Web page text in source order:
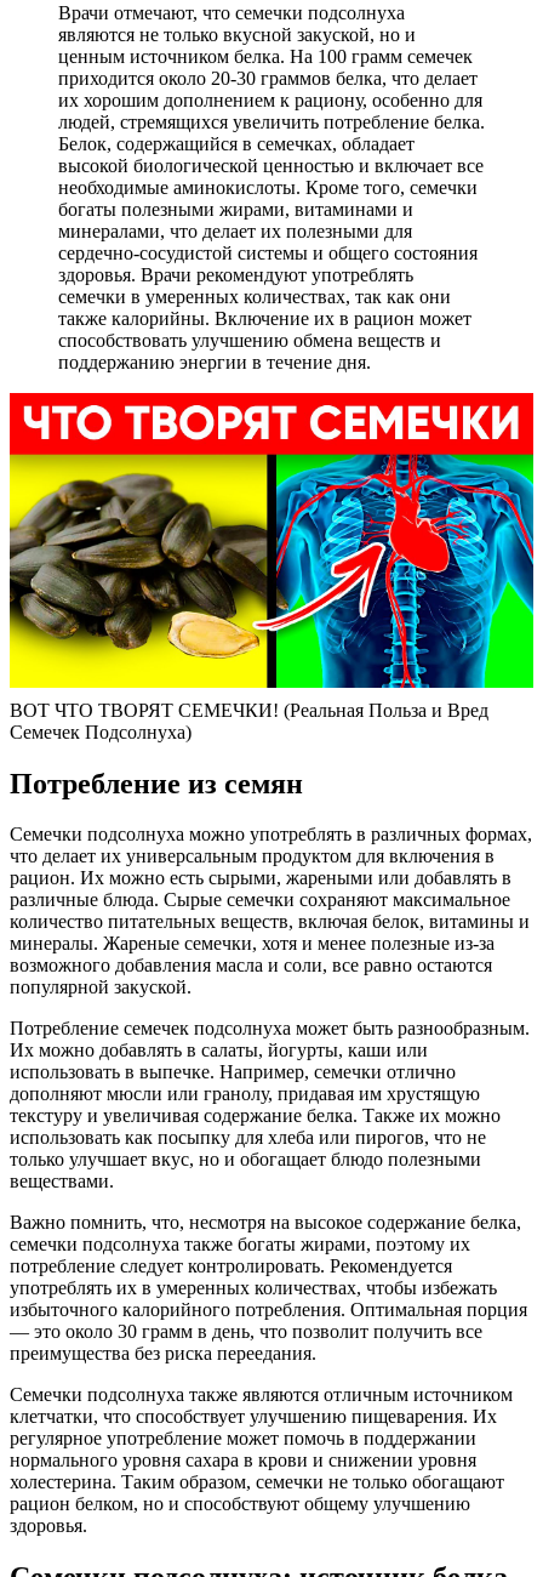
Врачи отмечают, что семечки подсолнуха
являются не только вкусной закуской, но и
ценным источником белка. На 100 грамм семечек
приходится около 20-30 граммов белка, что делает
их хорошим дополнением к рациону, особенно для
людей, стремящихся увеличить потребление белка.
Белок, содержащийся в семечках, обладает
высокой биологической ценностью и включает все
необходимые аминокислоты. Кроме того, семечки
богаты полезными жирами, витаминами и
минералами, что делает их полезными для
сердечно-сосудистой системы и общего состояния
здоровья. Врачи рекомендуют употреблять
семечки в умеренных количествах, так как они
также калорийны. Включение их в рацион может
способствовать улучшению обмена веществ и
поддержанию энергии в течение дня.
ВОТ ЧТО ТВОРЯТ СЕМЕЧКИ! (Реальная Польза и Вред
Семечек Подсолнуха)
Потребление из семян
Семечки подсолнуха можно употреблять в различных формах,
что делает их универсальным продуктом для включения в
рацион. Их можно есть сырыми, жареными или добавлять в
различные блюда. Сырые семечки сохраняют максимальное
количество питательных веществ, включая белок, витамины и
минералы. Жареные семечки, хотя и менее полезные из-за
возможного добавления масла и соли, все равно остаются
популярной закуской.
Потребление семечек подсолнуха может быть разнообразным.
Их можно добавлять в салаты, йогурты, каши или
использовать в выпечке. Например, семечки отлично
дополняют мюсли или гранолу, придавая им хрустящую
текстуру и увеличивая содержание белка. Также их можно
использовать как посыпку для хлеба или пирогов, что не
только улучшает вкус, но и обогащает блюдо полезными
веществами.
Важно помнить, что, несмотря на высокое содержание белка,
семечки подсолнуха также богаты жирами, поэтому их
потребление следует контролировать. Рекомендуется
употреблять их в умеренных количествах, чтобы избежать
избыточного калорийного потребления. Оптимальная порция
— это около 30 грамм в день, что позволит получить все
преимущества без риска переедания.
Семечки подсолнуха также являются отличным источником
клетчатки, что способствует улучшению пищеварения. Их
регулярное употребление может помочь в поддержании
нормального уровня сахара в крови и снижении уровня
холестерина. Таким образом, семечки не только обогащают
рацион белком, но и способствуют общему улучшению
здоровья.